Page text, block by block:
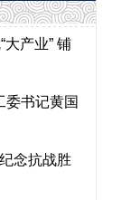
大产业” 铺
委书记黄国
念抗战胜